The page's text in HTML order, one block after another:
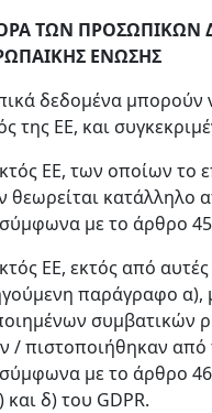
ΤΩΝ
ΕΝΩΣΗΣ
δεδομένα μπορούν
της ΕΕ, και
ΕΕ, των οποίων το
θεωρείται κατάλληλο
με το άρθρο 45
ΕΕ, εκτός από
παράγραφο α),
συμβατικών
/ πιστοποιήθηκαν
με το άρθρο
και δ) του GDPR.